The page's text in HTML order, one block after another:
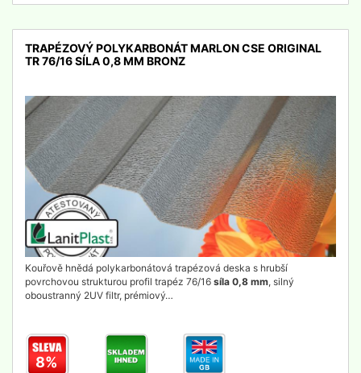
TRAPÉZOVÝ POLYKARBONÁT MARLON CSE ORIGINAL
TR 76/16 SÍLA 0,8 MM BRONZ
detail
Kouřově hnědá polykarbonátová trapézová deska s hrubší
povrchovou strukturou profil trapéz 76/16 síla 0,8 mm, silný
oboustranný 2UV filtr, prémiový…
8%